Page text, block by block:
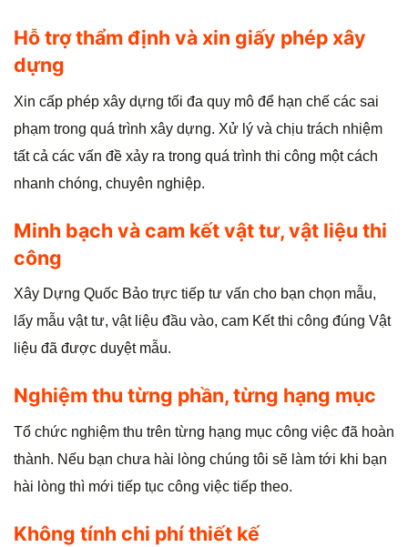
Hỗ trợ thẩm định và xin giấy phép xây
dựng
Xin cấp phép xây dựng tối đa quy mô để hạn chế các sai
phạm trong quá trình xây dựng. Xử lý và chịu trách nhiệm
tất cả các vấn đề xảy ra trong quá trình thi công một cách
nhanh chóng, chuyên nghiệp.
Minh bạch và cam kết vật tư, vật liệu thi
công
Xây Dựng Quốc Bảo trực tiếp tư vấn cho bạn chọn mẫu,
lấy mẫu vật tư, vật liệu đầu vào, cam Kết thi công đúng Vật
liệu đã được duyệt mẫu.
Nghiệm thu từng phần, từng hạng mục
Tổ chức nghiệm thu trên từng hạng mục công việc đã hoàn
thành. Nếu bạn chưa hài lòng chúng tôi sẽ làm tới khi bạn
hài lòng thì mới tiếp tục công việc tiếp theo.
Không tính chi phí thiết kế